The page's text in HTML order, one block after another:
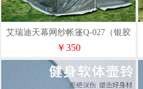
艾瑞迪天幕网纱帐篷Q-027（银胶
+网纱2.5m*4.5m）
￥350